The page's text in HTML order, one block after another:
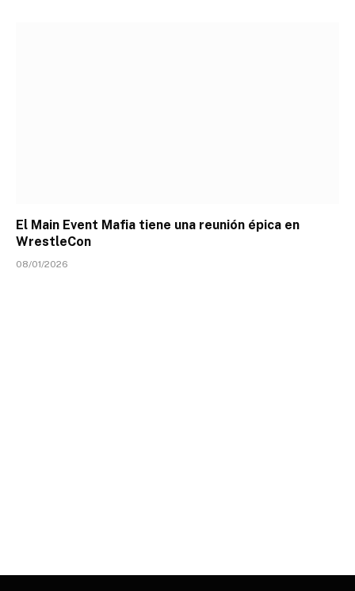
El Main Event Mafia tiene una reunión épica en
WrestleCon
08/01/2026